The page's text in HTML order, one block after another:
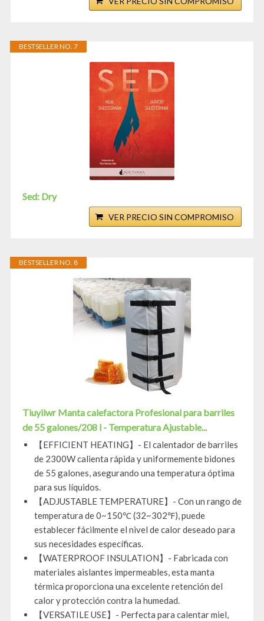
BESTSELLER NO. 7
Sed: Dry
VER PRECIO SIN COMPROMISO
BESTSELLER NO. 8
Tiuyilwr Manta calefactora Profesional para barriles
de 55 galones/208 l - Temperatura Ajustable...
【EFFICIENT HEATING】- El calentador de barriles
de 2300W calienta rápida y uniformemente bidones
de 55 galones, asegurando una temperatura óptima
para sus líquidos.
【ADJUSTABLE TEMPERATURE】- Con un rango de
temperatura de 0~150℃ (32~302℉), puede
establecer fácilmente el nivel de calor deseado para
sus necesidades específicas.
【WATERPROOF INSULATION】- Fabricada con
materiales aislantes impermeables, esta manta
térmica proporciona una excelente retención del
calor y protección contra la humedad.
【VERSATILE USE】- Perfecta para calentar miel,